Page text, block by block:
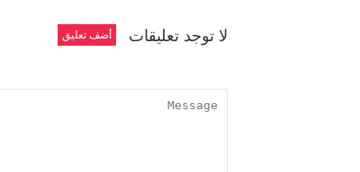
لا توجد تعليقات أضف تعليق